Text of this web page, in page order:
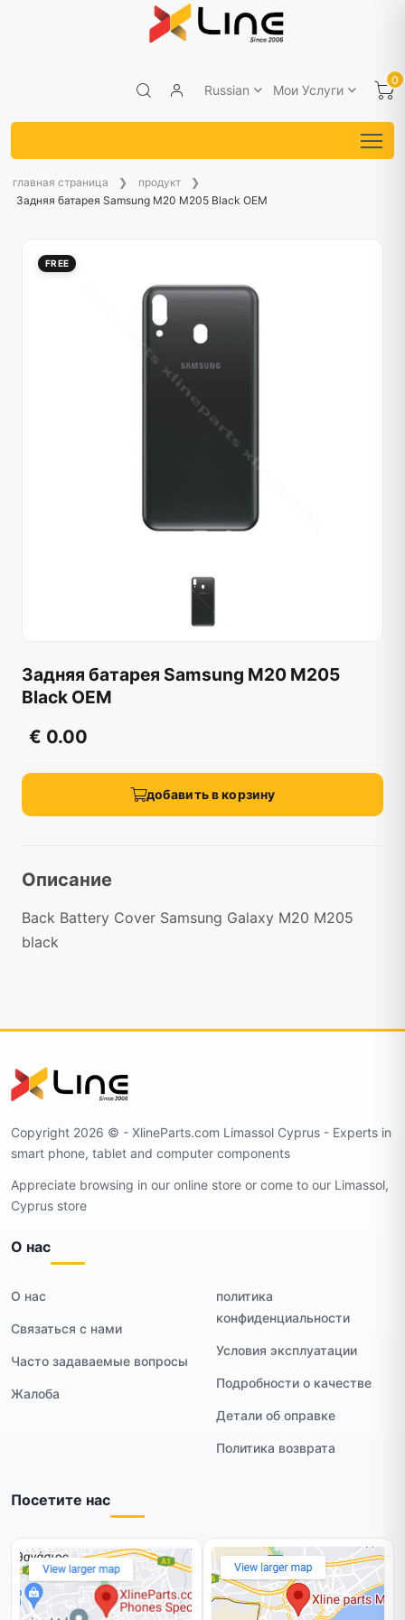
Russian Мои Услуги
0
главная страница
продукт
Задняя батарея Samsung M20 M205 Black OEM
FREE
Задняя батарея Samsung M20 M205
Black OEM
€ 0.00
добавить в корзину
Описание
Back Battery Cover Samsung Galaxy M20 M205
black
Copyright 2026 ©️ - XlineParts.com Limassol Cyprus - Experts in
smart phone, tablet and computer components
Appreciate browsing in our online store or come to our Limassol,
Cyprus store
О нас
О нас
Связаться с нами
Часто задаваемые вопросы
Жалоба
политика
конфиденциальности
Условия эксплуатации
Подробности о качестве
Детали об оправке
Политика возврата
Посетите нас